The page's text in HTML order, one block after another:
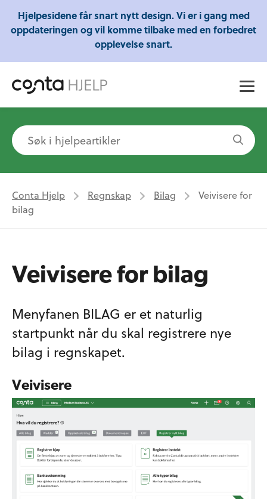
Gratis webinarer fra Conta - Lær om regnskap,
skatt og mye mer!
Conta Hjelp Regnskap Bilag
Veivisere for
bilag
Veivisere for bilag
Menyfanen BILAG er et naturlig
startpunkt når du skal registrere nye
bilag i regnskapet.
Veivisere
Hjelpesidene får snart nytt design. Vi er i gang med
oppdateringen og vil komme tilbake med en forbedret
opplevelse snart.